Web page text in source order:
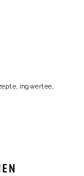
,ingwertee